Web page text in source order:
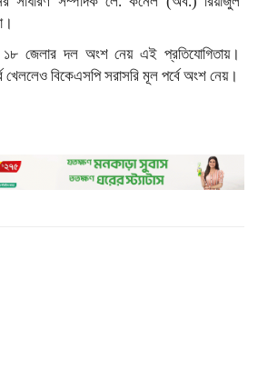
১৮ জেলার দল অংশ নেয় এই প্রতিযোগিতায়।
খেললেও বিকেএসপি সরাসরি মূল পর্বে অংশ নেয়।